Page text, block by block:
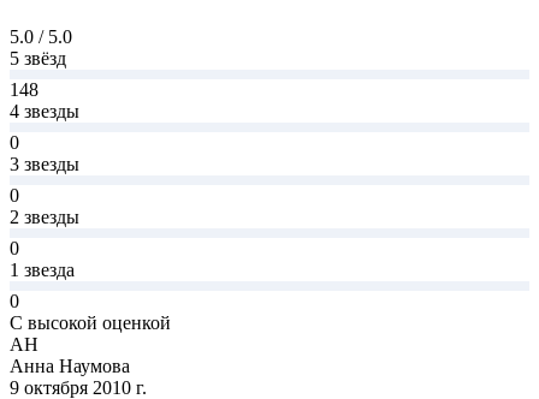
5.0 / 5.0
5 звёзд
148
4 звезды
0
3 звезды
0
2 звезды
0
1 звезда
0
С высокой оценкой
АН
Анна Наумова
9 октября 2010 г.